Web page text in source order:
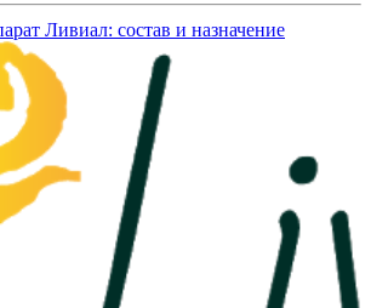
Ливиал: состав и назначение